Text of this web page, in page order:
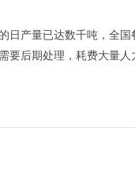
产量已达数千吨，全国
后期处理，耗费大量人